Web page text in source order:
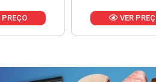
PREÇO VER